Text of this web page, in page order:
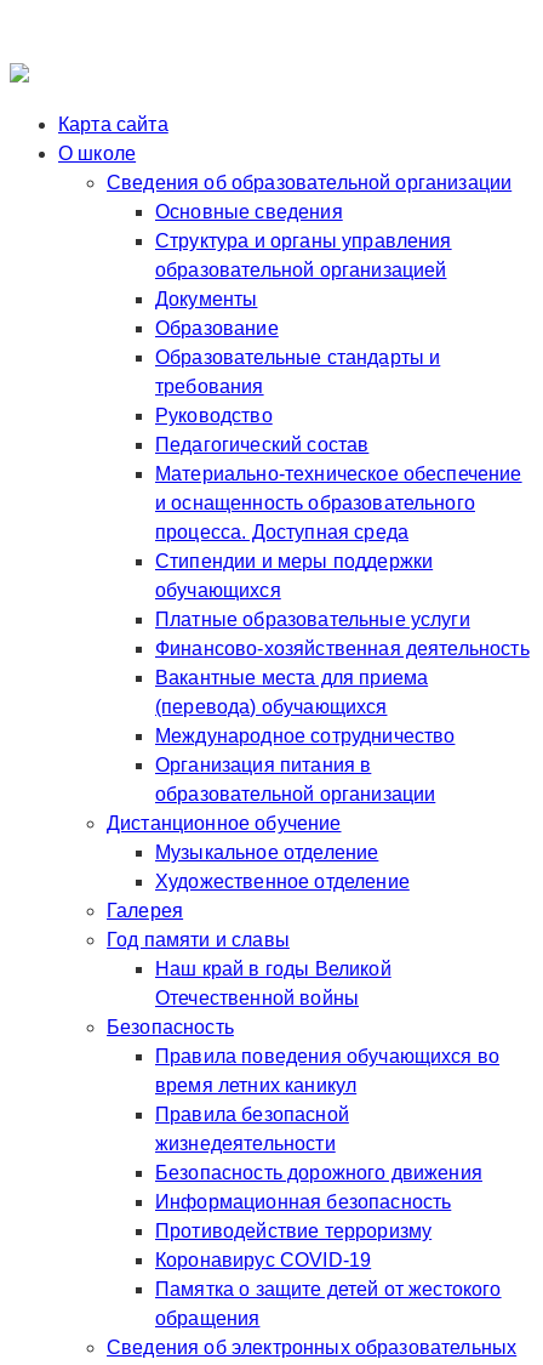
Карта сайта
О школе
Сведения об образовательной организации
Основные сведения
Структура и органы управления
образовательной организацией
Документы
Образование
Образовательные стандарты и
требования
Руководство
Педагогический состав
Материально-техническое обеспечение
и оснащенность образовательного
процесса. Доступная среда
Стипендии и меры поддержки
обучающихся
Платные образовательные услуги
Финансово-хозяйственная деятельность
Вакантные места для приема
(перевода) обучающихся
Международное сотрудничество
Организация питания в
образовательной организации
Дистанционное обучение
Музыкальное отделение
Художественное отделение
Галерея
Год памяти и славы
Наш край в годы Великой
Отечественной войны
Безопасность
Правила поведения обучающихся во
время летних каникул
Правила безопасной
жизнедеятельности
Безопасность дорожного движения
Информационная безопасность
Противодействие терроризму
Коронавирус COVID-19
Памятка о защите детей от жестокого
обращения
Сведения об электронных образовательных